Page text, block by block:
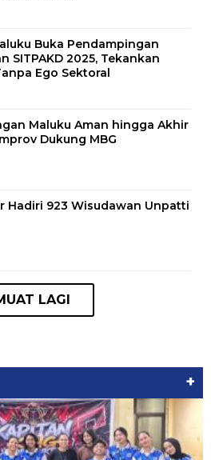
Buka Pendampingan
SITPAKD 2025, Tekankan
Ego Sektoral
Maluku Aman hingga Akhir
Dukung MBG
Hadiri 923 Wisudawan Unpatti
+